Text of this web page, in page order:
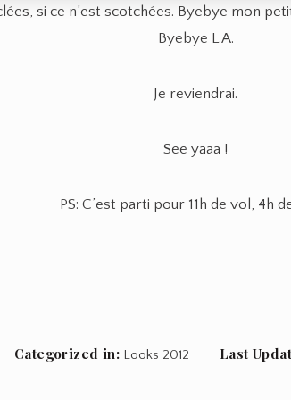
si ce n’est scotchées. Byebye mon
Byebye L.A.
Je reviendrai.
See yaaa !
PS: C’est parti pour 11h de vol, 4h
Categorized in: Looks 2012 Last